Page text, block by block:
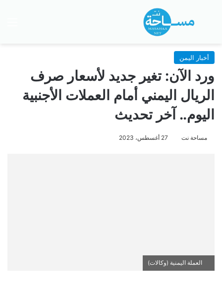
بحث عن
أخبار اليمن
ورد الآن: تغير جديد لأسعار صرف
الريال اليمني أمام العملات الأجنبية
اليوم.. آخر تحديث
مساحة نت 27 أغسطس، 2023
العملة اليمنية (وكالات)